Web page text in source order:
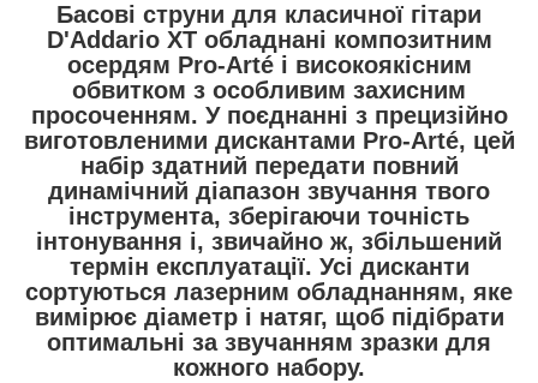
Басові струни для класичної гітари
D'Addario XT обладнані композитним
осердям Pro-Arté і високоякісним
обвитком з особливим захисним
просоченням. У поєднанні з прецизійно
виготовленими дискантами Pro-Arté, цей
набір здатний передати повний
динамічний діапазон звучання твого
інструмента, зберігаючи точність
інтонування і, звичайно ж, збільшений
термін експлуатації. Усі дисканти
сортуються лазерним обладнанням, яке
вимірює діаметр і натяг, щоб підібрати
оптимальні за звучанням зразки для
кожного набору.